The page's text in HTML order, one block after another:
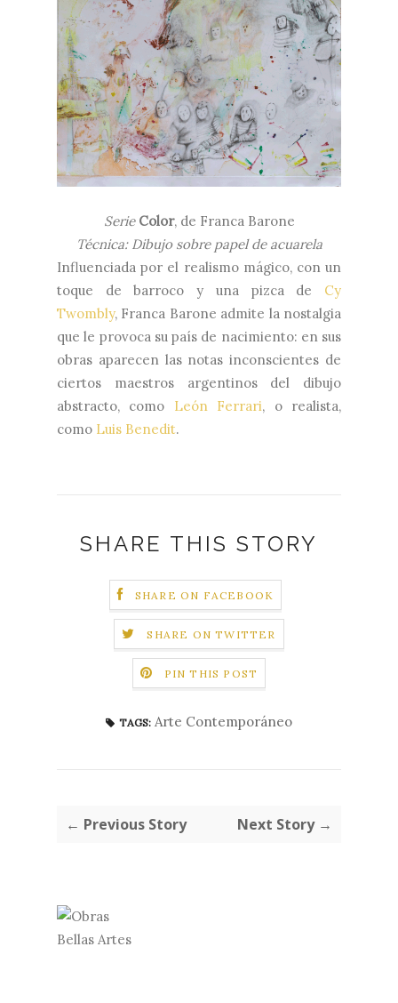
Serie Color, de Franca Barone
Técnica: Dibujo sobre papel de acuarela
Influenciada por el realismo mágico, con un
toque de barroco y una pizca de Cy
Twombly, Franca Barone admite la nostalgia
que le provoca su país de nacimiento: en sus
obras aparecen las notas inconscientes de
ciertos maestros argentinos del dibujo
abstracto, como León Ferrari, o realista,
como Luis Benedit.
SHARE THIS STORY
SHARE ON FACEBOOK
SHARE ON TWITTER
PIN THIS POST
TAGS: Arte Contemporáneo
← Previous Story Next Story →